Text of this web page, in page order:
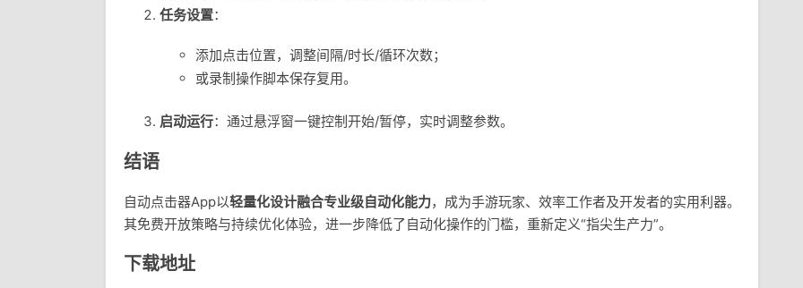
任务设置：
添加点击位置，调整间隔/时长/循环次数；
或录制操作脚本保存复用。
启动运行：通过悬浮窗一键控制开始/暂停，实时调整参数。
结语
自动点击器App以轻量化设计融合专业级自动化能力，成为手游玩家、效率工作者及开发者的实用利器。
其免费开放策略与持续优化体验，进一步降低了自动化操作的门槛，重新定义“指尖生产力”。
下载地址